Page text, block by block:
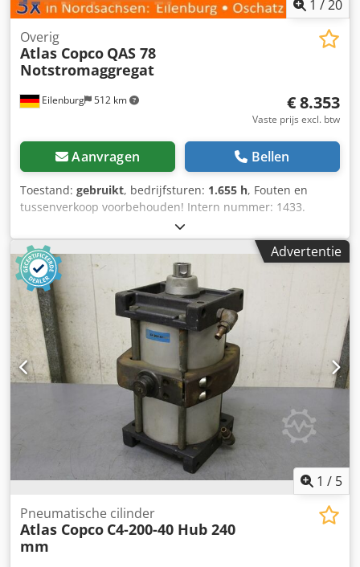
1 /20
Eilenburg 512 km
Overig
Atlas Copco QAS 78
Notstromaggregat
€ 8.353
Vaste prijs excl. btw
Aanvragen Bellen
Toestand: gebruikt, bedrijfsturen: 1.655 h, Fouten en
tussenverkoop voorbehouden! Intern nummer: 1433.
PERKINS-motor. Het voertuig is niet gereviseerd! Levering
door heel Duitsland is tegen meerprijs mogelijk. Fouten en
tussenverkoop voorbehouden. Csdpfx Ajzp Avksn Ujha Wij
nemen graag uw oude voertuig in ruil. Financiering/leasing
is ook mogelijk zonder aanbetaling! Heeft u nog vragen?
Wij adviseren u graag!
Advertentie
1 / 5
Pneumatische cilinder
Atlas Copco C4-200-40 Hub 240
mm